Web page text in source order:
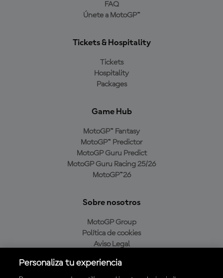
FAQ
Únete a MotoGP™
Tickets & Hospitality
Tickets
Hospitality
Packages
Game Hub
MotoGP™ Fantasy
MotoGP™ Predictor
MotoGP Guru Predict
MotoGP Guru Racing 25/26
MotoGP™26
Sobre nosotros
MotoGP Group
Política de cookies
Aviso Legal
Política de compra
Personaliza tu experiencia